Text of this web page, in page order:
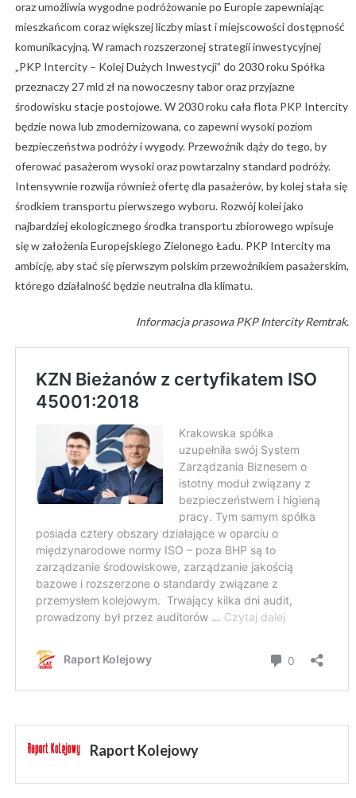
oraz umożliwia wygodne podróżowanie po Europie zapewniając
mieszkańcom coraz większej liczby miast i miejscowości dostępność
komunikacyjną. W ramach rozszerzonej strategii inwestycyjnej
„PKP Intercity – Kolej Dużych Inwestycji” do 2030 roku Spółka
przeznaczy 27 mld zł na nowoczesny tabor oraz przyjazne
środowisku stacje postojowe. W 2030 roku cała flota PKP Intercity
będzie nowa lub zmodernizowana, co zapewni wysoki poziom
bezpieczeństwa podróży i wygody. Przewoźnik dąży do tego, by
oferować pasażerom wysoki oraz powtarzalny standard podróży.
Intensywnie rozwija również ofertę dla pasażerów, by kolej stała się
środkiem transportu pierwszego wyboru. Rozwój kolei jako
najbardziej ekologicznego środka transportu zbiorowego wpisuje
się w założenia Europejskiego Zielonego Ładu. PKP Intercity ma
ambicję, aby stać się pierwszym polskim przewoźnikiem pasażerskim,
którego działalność będzie neutralna dla klimatu.
Informacja prasowa PKP Intercity Remtrak.
Raport Kolejowy